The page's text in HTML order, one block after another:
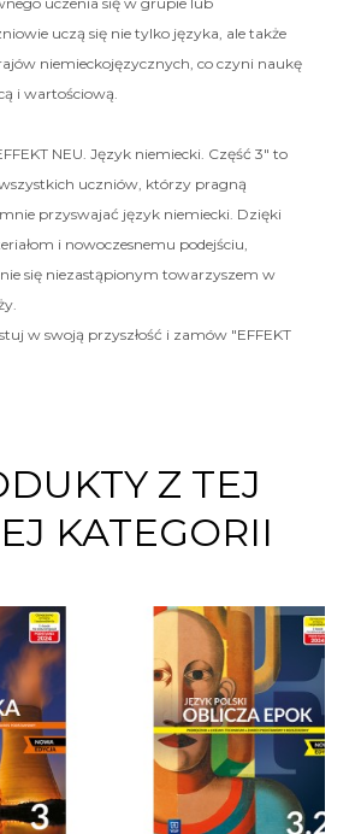
uczą się nie tylko języka, ale także
niemieckojęzycznych, co czyni naukę
i wartościową.
NEU. Język niemiecki. Część 3" to
uczniów, którzy pragną
przyswajać język niemiecki. Dzięki
i nowoczesnemu podejściu,
się niezastąpionym towarzyszem w
w swoją przyszłość i zamów "EFFEKT
Z TEJ
KATEGORII